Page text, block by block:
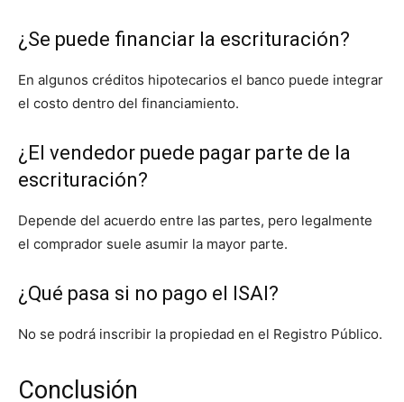
¿Se puede financiar la escrituración?
En algunos créditos hipotecarios el banco puede integrar
el costo dentro del financiamiento.
¿El vendedor puede pagar parte de la
escrituración?
Depende del acuerdo entre las partes, pero legalmente
el comprador suele asumir la mayor parte.
¿Qué pasa si no pago el ISAI?
No se podrá inscribir la propiedad en el Registro Público.
Conclusión